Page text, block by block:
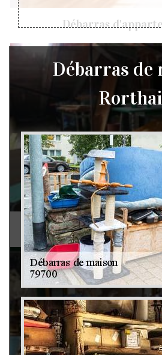
Débarras
Débarras de grenier
Débarras de